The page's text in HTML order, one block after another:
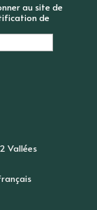
au site de
de
Vallées